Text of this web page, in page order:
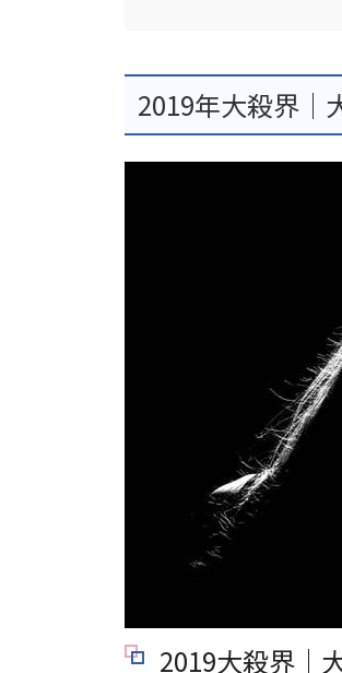
2019年大殺界｜
2019大殺界｜